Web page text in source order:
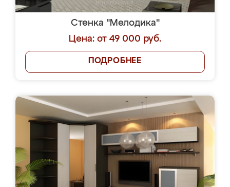
Стенка "Мелодика"
Цена: от 49 000 руб.
ПОДРОБНЕЕ